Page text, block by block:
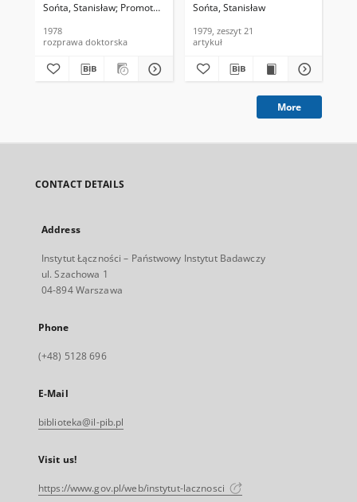
Sońta, Stanisław Promotor: prof. dr inż. Edward Kowalczyk
1978
rozprawa doktorska
21
Sońta, Stanisław
1979, zeszyt 21
artykuł
More
CONTACT DETAILS
Address
Instytut Łączności – Państwowy Instytut Badawczy
ul. Szachowa 1
04-894 Warszawa
Phone
(+48) 5128 696
E-Mail
biblioteka@il-pib.pl
Visit us!
https://www.gov.pl/web/instytut-lacznosci